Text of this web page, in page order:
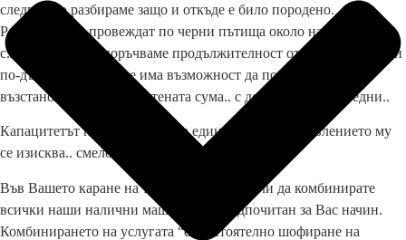
следва.. но разбираме защо и откъде е било породено.
Разходките се провеждат по черни пътища около нашата база в
с.Арбанаси. Препоръчваме продължителност от 40 минути. При
по-дълго времетраене има възможност да поискате пълно
възстановяване на заплатената сума.. с допълнителни вредни..
Капацитетът на машината е за един човек. За управлението му
се изисква.. смелост.
Във Вашето каране на трактор, бихте могли да комбинирате
всички наши налични машини по предпочитан за Вас начин.
Комбинирането на услугата “самостоятелно шофиране на